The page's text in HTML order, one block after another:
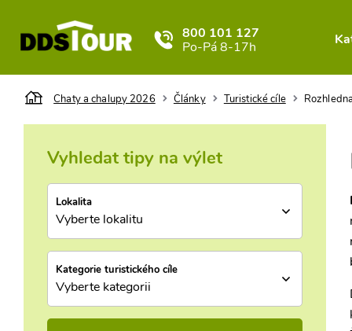
800 101 127
Po-Pá 8-17h
Chaty a chalupy 2026 Články Turistické cíle
Vyhledat tipy na výlet
Lokalita
Vyberte lokalitu
Kategorie turistického cíle
Vyberte kategorii